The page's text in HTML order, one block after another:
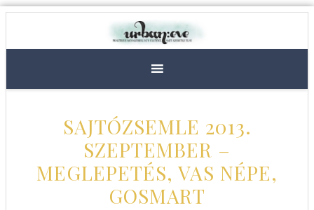
SAJTÓZSEMLE 2013.
SZEPTEMBER –
MEGLEPETÉS, VAS NÉPE,
GOSMART